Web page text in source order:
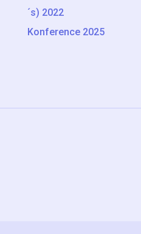
´s) 2022
Konference 2025